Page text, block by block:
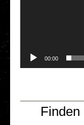
00:00
Finden